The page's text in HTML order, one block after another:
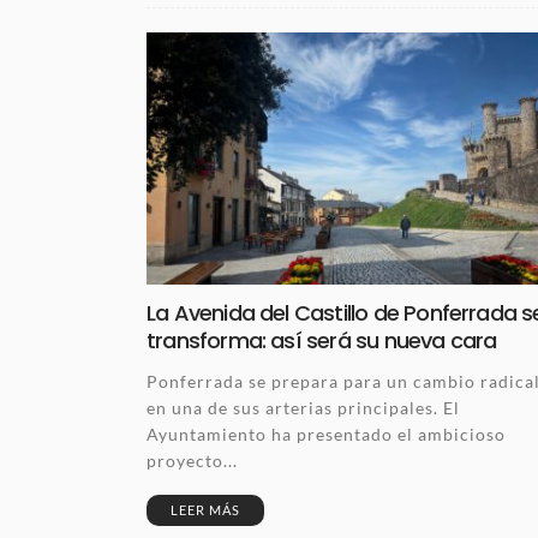
La Avenida del Castillo de Ponferrada
transforma: así será su nueva cara
Ponferrada se prepara para un cambio
en una de sus arterias principales. El
Ayuntamiento ha presentado el ambicioso
proyecto...
LEER MÁS